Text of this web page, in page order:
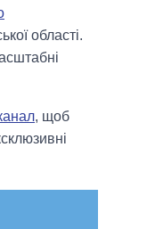
області.
, щоб